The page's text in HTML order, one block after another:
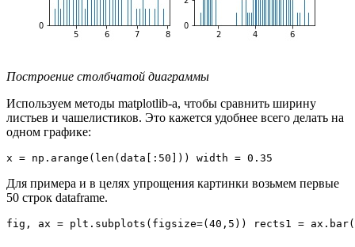
Построение столбчатой диаграммы
Используем методы matplotlib-а, чтобы сравнить ширину
листьев и чашелистиков. Это кажется удобнее всего делать на
одном графике:
x = np.arange(len(data[:50])) width = 0.35
Для примера и в целях упрощения картинки возьмем первые
50 строк dataframe.
fig, ax = plt.subplots(figsize=(40,5)) rects1 =